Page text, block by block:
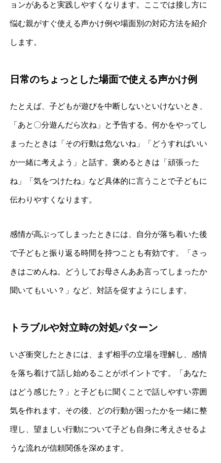
ョンがあると実践しやすくなります。ここでは接し方に
悩む親がすぐ使える声かけ例や場面別の対応方法を紹介
します。
日常のちょっとした場面で使える声かけ例
たとえば、子どもが遊びを中断しないといけないとき、
「あと〇分遊んだら次ね」と予告する。何かをやってし
まったときは「その行動は危ないね」「どうすればいい
か一緒に考えよう」と話す。褒めるときは「頑張った
ね」「気をつけたね」など具体的に言うことで子どもに
伝わりやすくなります。
感情が高ぶってしまったときには、自分が落ち着いた後
で子どもと振り返る時間を持つことも有効です。「さっ
きはごめんね。どうしてお母さんああ言ってしまったか
聞いてもいい？」など、対話を促すようにします。
トラブルや対立時の対処パターン
いざ衝突したときには、まず相手の立場を理解し、感情
を落ち着けて話し始めることがポイントです。「あなた
はどう感じた？」と子どもに聞くことで話しやすい雰囲
気を作れます。その後、どの行動が困ったかを一緒に整
理し、望ましい行動について子ども自身に考えさせるよ
うな流れが信頼関係を深めます。